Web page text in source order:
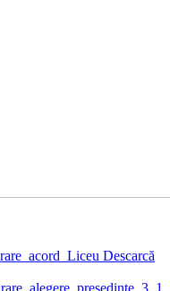
Descarcă